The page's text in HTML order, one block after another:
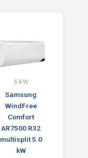
5 KW
Samsung
WindFree
Comfort
AR7500 R32
multisplit 5.0
kW